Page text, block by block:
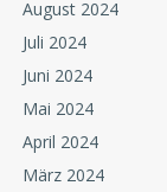
August 2024
Juli 2024
Juni 2024
Mai 2024
April 2024
März 2024